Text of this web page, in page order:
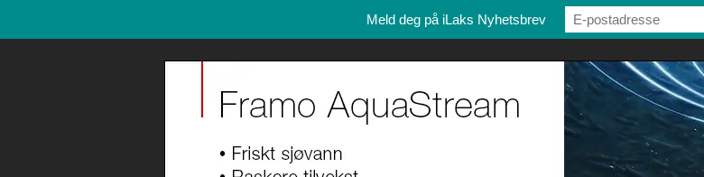
Meld deg på iLaks Nyhetsbrev